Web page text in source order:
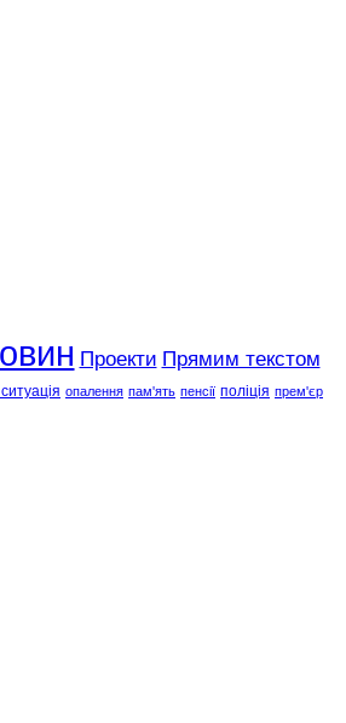
Проекти Прямим текстом
опалення пам'ять пенсії поліція прем'єр